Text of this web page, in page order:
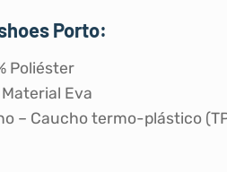
Porto:
Poliéster
Material Eva
– Caucho termo-plástico